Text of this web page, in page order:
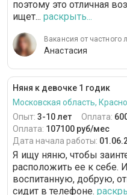
поэтому это отличная
ищет... раскрыть...
Вакансия от частного
Анастасия
Няня к девочке 1 годик
Московская область,
Опыт: 3-10 лет Оплата:
Оплата: 107100 руб/мес
Дата начала работы:
Я ищу няню, чтобы
расположить ее к себе.
воспитанную, добрую,
сидит в телефоне.